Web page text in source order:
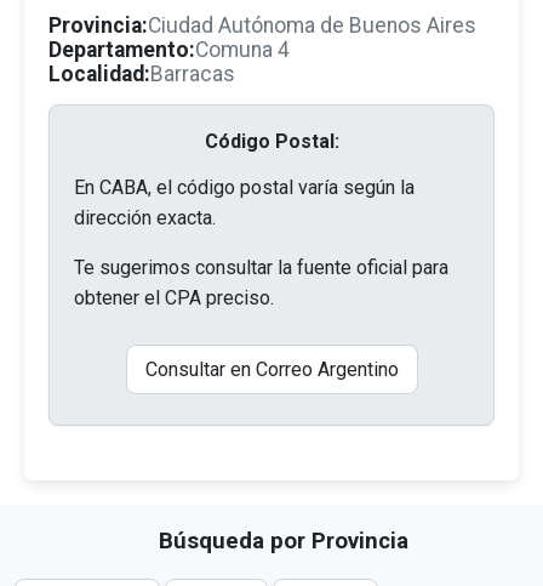
Provincia:Ciudad Autónoma de Buenos Aires
Departamento:Comuna 4
Localidad:Barracas
Código Postal:
En CABA, el código postal varía según la
dirección exacta.
Te sugerimos consultar la fuente oficial para
obtener el CPA preciso.
Consultar en Correo Argentino
Búsqueda por Provincia